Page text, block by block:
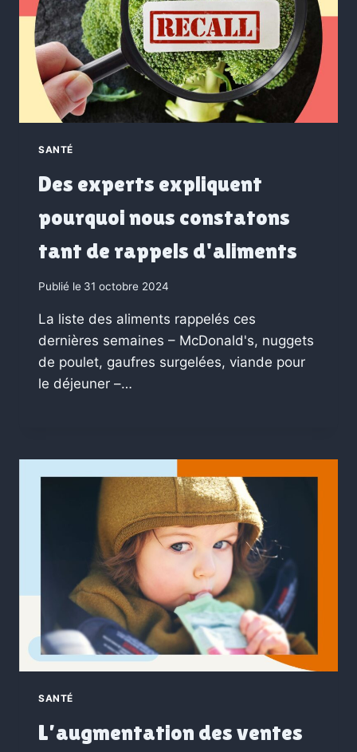
SANTÉ
Des experts expliquent
pourquoi nous constatons
tant de rappels d'aliments
Publié le 31 octobre 2024
La liste des aliments rappelés ces
dernières semaines – McDonald's, nuggets
de poulet, gaufres surgelées, viande pour
le déjeuner –…
SANTÉ
L’augmentation des ventes